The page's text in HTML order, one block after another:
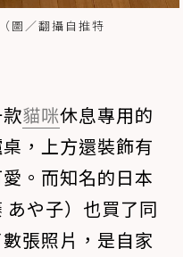
圖／翻攝自推特
貓咪休息專用的
，上方還裝飾有
。而知名的日本
や子）也買了同
張照片，是自家